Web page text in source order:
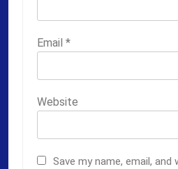
Email *
Website
Save my name, email, and